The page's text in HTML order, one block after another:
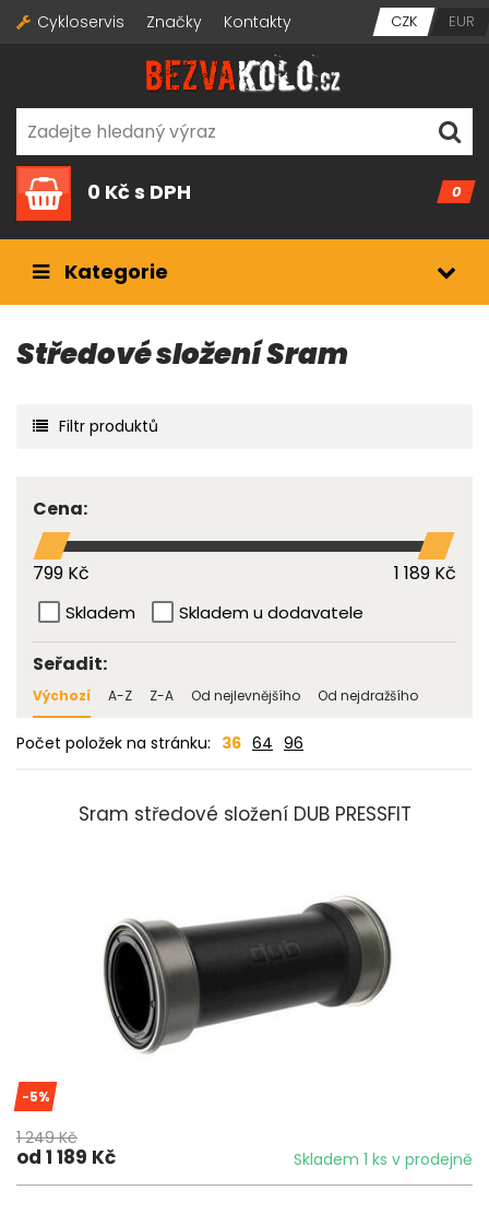
Cykloservis Značky Kontakty CZK EUR
0
0 Kčs DPH
Kategorie
Středové složení Sram
Filtr produktů
Cena:
799 Kč 1 189 Kč
Skladem Skladem u dodavatele
Seřadit:
Výchozí A-Z Z-A Od nejlevnějšího Od nejdražšího
Počet položek na stránku: 36 64 96
Sram středové složení DUB PRESSFIT
-5%
1 249 Kč
od 1 189 Kč Skladem 1 ks v prodejně